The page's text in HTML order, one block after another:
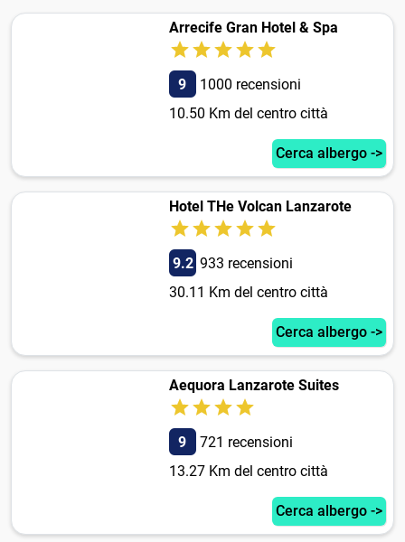
Arrecife Gran Hotel & Spa
9
1000 recensioni
10.50 Km del centro città
Cerca albergo ->
Hotel THe Volcan Lanzarote
9.2 933 recensioni
30.11 Km del centro città
Cerca albergo ->
Aequora Lanzarote Suites
9
721 recensioni
13.27 Km del centro città
Cerca albergo ->